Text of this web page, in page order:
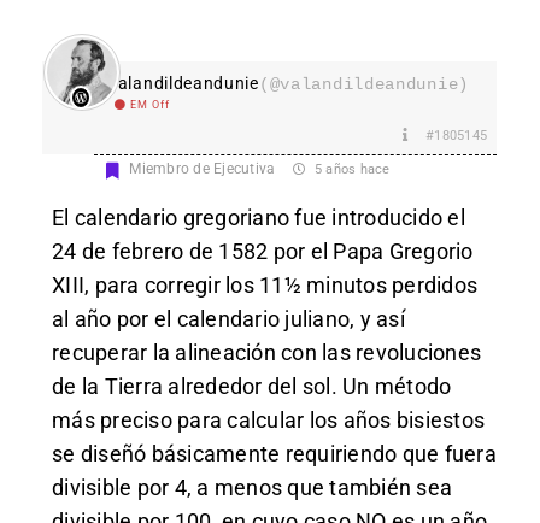
valandildeandunie(@valandildeandunie)
EM Off
#1805145
Miembro de Ejecutiva 5 años hace
El calendario gregoriano fue introducido el
24 de febrero de 1582 por el Papa Gregorio
XIII, para corregir los 11½ minutos perdidos
al año por el calendario juliano, y así
recuperar la alineación con las revoluciones
de la Tierra alrededor del sol. Un método
más preciso para calcular los años bisiestos
se diseñó básicamente requiriendo que fuera
divisible por 4, a menos que también sea